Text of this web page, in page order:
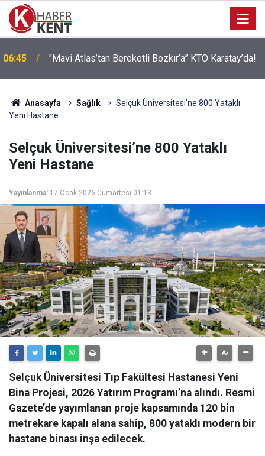
06:45 "Mavi Atlas’tan Bereketli Bozkır’a” KTO Karatay’da!
Anasayfa Sağlık
Selçuk Üniversitesi’ne 800 Yataklı
Yeni Hastane
Selçuk Üniversitesi’ne 800 Yataklı
Yeni Hastane
Yayınlanma: 17 Ocak 2026 Cumartesi 01:13
Selçuk Üniversitesi Tıp Fakültesi Hastanesi Yeni
Bina Projesi, 2026 Yatırım Programı’na alındı. Resmi
Gazete’de yayımlanan proje kapsamında 120 bin
metrekare kapalı alana sahip, 800 yataklı modern bir
hastane binası inşa edilecek.